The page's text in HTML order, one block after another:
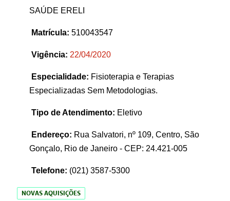
SAÚDE ERELI
Matrícula: 510043547
Vigência: 22/04/2020
Especialidade: Fisioterapia e Terapias
Especializadas Sem Metodologias.
Tipo de Atendimento: Eletivo
Endereço: Rua Salvatori, nº 109, Centro, São
Gonçalo, Rio de Janeiro - CEP: 24.421-005
Telefone: (021) 3587-5300
NOVAS AQUISIÇÕES